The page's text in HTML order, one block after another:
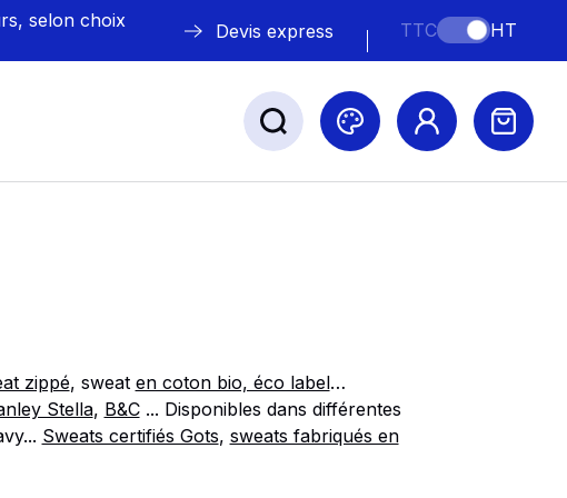
selon choix
Devis express TTC HT
Nos marques
zippé, sweat en coton bio, éco label…
Stella, B&C... Disponibles dans différentes
Sweats certifiés Gots, sweats fabriqués en